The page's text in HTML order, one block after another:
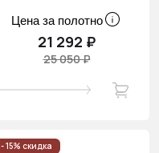
Цена за полотно
21 292 ₽
25 050 ₽
- 15% скидка